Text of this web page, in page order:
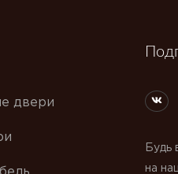
двери
Будь
на